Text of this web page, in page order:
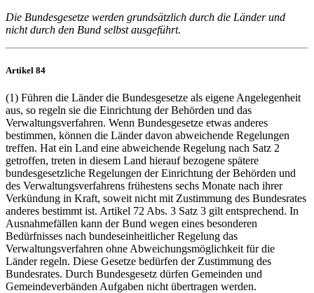
Die Bundesgesetze werden grundsätzlich durch die Länder und
nicht durch den Bund selbst ausgeführt.
Artikel 84
(1) Führen die Länder die Bundesgesetze als eigene Angelegenheit
aus, so regeln sie die Einrichtung der Behörden und das
Verwaltungsverfahren. Wenn Bundesgesetze etwas anderes
bestimmen, können die Länder davon abweichende Regelungen
treffen. Hat ein Land eine abweichende Regelung nach Satz 2
getroffen, treten in diesem Land hierauf bezogene spätere
bundesgesetzliche Regelungen der Einrichtung der Behörden und
des Verwaltungsverfahrens frühestens sechs Monate nach ihrer
Verkündung in Kraft, soweit nicht mit Zustimmung des Bundesrates
anderes bestimmt ist. Artikel 72 Abs. 3 Satz 3 gilt entsprechend. In
Ausnahmefällen kann der Bund wegen eines besonderen
Bedürfnisses nach bundeseinheitlicher Regelung das
Verwaltungsverfahren ohne Abweichungsmöglichkeit für die
Länder regeln. Diese Gesetze bedürfen der Zustimmung des
Bundesrates. Durch Bundesgesetz dürfen Gemeinden und
Gemeindeverbänden Aufgaben nicht übertragen werden.